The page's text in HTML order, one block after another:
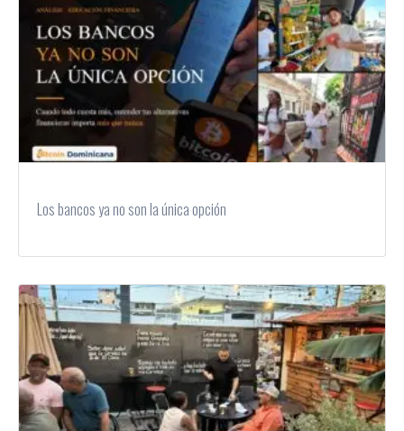
Los bancos ya no son la única opción